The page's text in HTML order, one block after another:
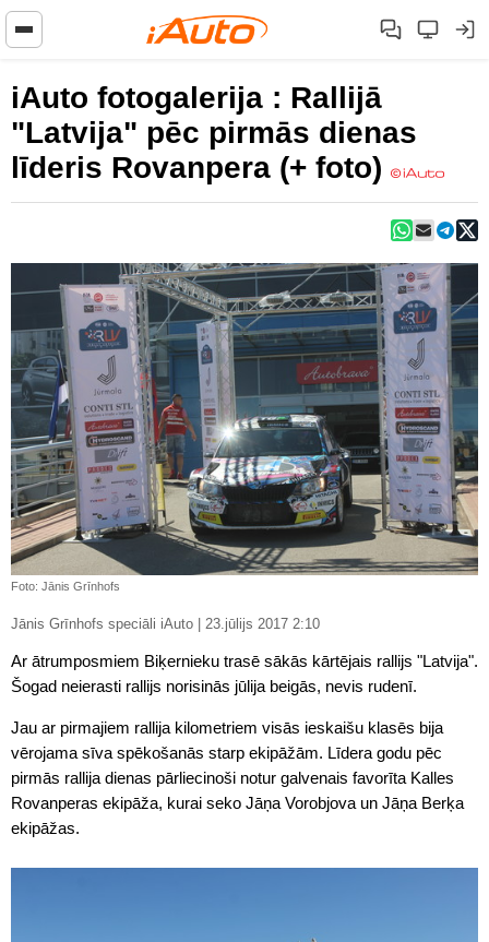
iAuto fotogalerija : Rallijā
"Latvija" pēc pirmās dienas
līderis Rovanpera (+ foto)
Foto: Jānis Grīnhofs
Jānis Grīnhofs speciāli iAuto | 23.jūlijs 2017 2:10
Ar ātrumposmiem Biķernieku trasē sākās kārtējais rallijs "Latvija".
Šogad neierasti rallijs norisinās jūlija beigās, nevis rudenī.
Jau ar pirmajiem rallija kilometriem visās ieskaišu klasēs bija
vērojama sīva spēkošanās starp ekipāžām. Līdera godu pēc
pirmās rallija dienas pārliecinoši notur galvenais favorīta Kalles
Rovanperas ekipāža, kurai seko Jāņa Vorobjova un Jāņa Berķa
ekipāžas.